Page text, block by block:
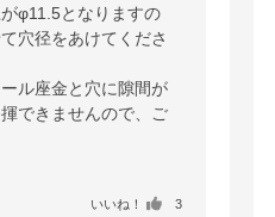
φ11.5となりますの
穴径をあけてくださ
ル座金と穴に隙間が
できませんので、ご
いいね！ 3